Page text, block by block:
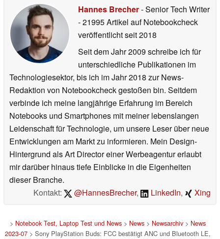
Hannes Brecher- Senior Tech Writer
- 21995 Artikel auf Notebookcheck
veröffentlichtseit 2018
Seit dem Jahr 2009 schreibe ich für
unterschiedliche Publikationen im
Technologiesektor, bis ich im Jahr 2018 zur News-
Redaktion von Notebookcheck gestoßen bin. Seitdem
verbinde ich meine langjährige Erfahrung im Bereich
Notebooks und Smartphones mit meiner lebenslangen
Leidenschaft für Technologie, um unsere Leser über neue
Entwicklungen am Markt zu informieren. Mein Design-
Hintergrund als Art Director einer Werbeagentur erlaubt
mir darüber hinaus tiefe Einblicke in die Eigenheiten
dieser Branche.
Kontakt:
@HannesBrecher, LinkedIn, Xing
> Notebook Test, Laptop Test und News> News> Newsarchiv> News
2023-07> Sony PlayStation Buds: FCC bestätigt ANC und Bluetooth LE,